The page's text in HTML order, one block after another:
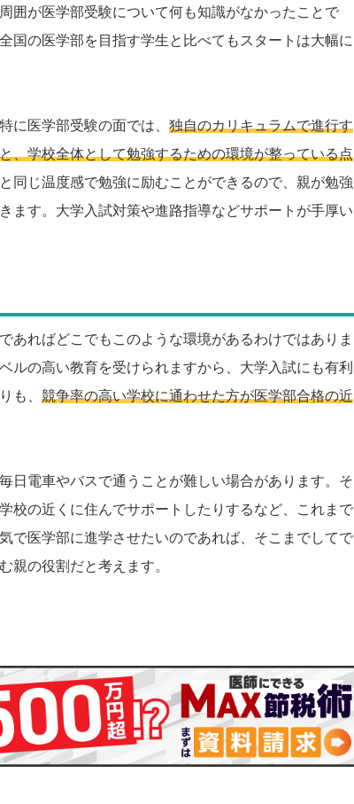
囲が医学部受験について何も知識がなかったことで
国の医学部を目指す学生と比べてもスタートは大幅に
に医学部受験の面では、 独自のカリキュラムで進行す
、学校全体として勉強するための環境が整っている点
同じ温度感で勉強に励むことができるので、親が勉強
ます。大学入試対策や進路指導などサポートが手厚い
あればどこでもこのような環境があるわけではありま
ルの高い教育を受けられますから、大学入試にも有利
も、 競争率の高い学校に通わせた方が医学部合格の近
日電車やバスで通うことが難しい場合があります。そ
校の近くに住んでサポートしたりするなど、これまで
で医学部に進学させたいのであれば、そこまでしてで
親の役割だと考えます。